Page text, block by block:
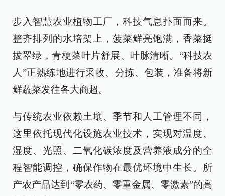
步入智慧农业植物工厂，科技气息扑面而来。
整齐排列的水培架上，菠菜鲜亮饱满，香菜挺
拔翠绿，青梗菜叶片舒展、叶脉清晰。“科技农
人”正熟练地进行采收、分拣、包装，准备将新
鲜蔬菜发往各大商超。
与传统农业依赖土壤、季节和人工管理不同，
这里依托现代化设施农业技术，实现对温度、
湿度、光照、二氧化碳浓度及营养液成分的全
程智能调控，确保作物在最优环境中生长。所
产农产品达到“零农药、零重金属、零激素”的高